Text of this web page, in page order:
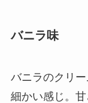
バニラ味
バニラのクリ
細かい感じ。